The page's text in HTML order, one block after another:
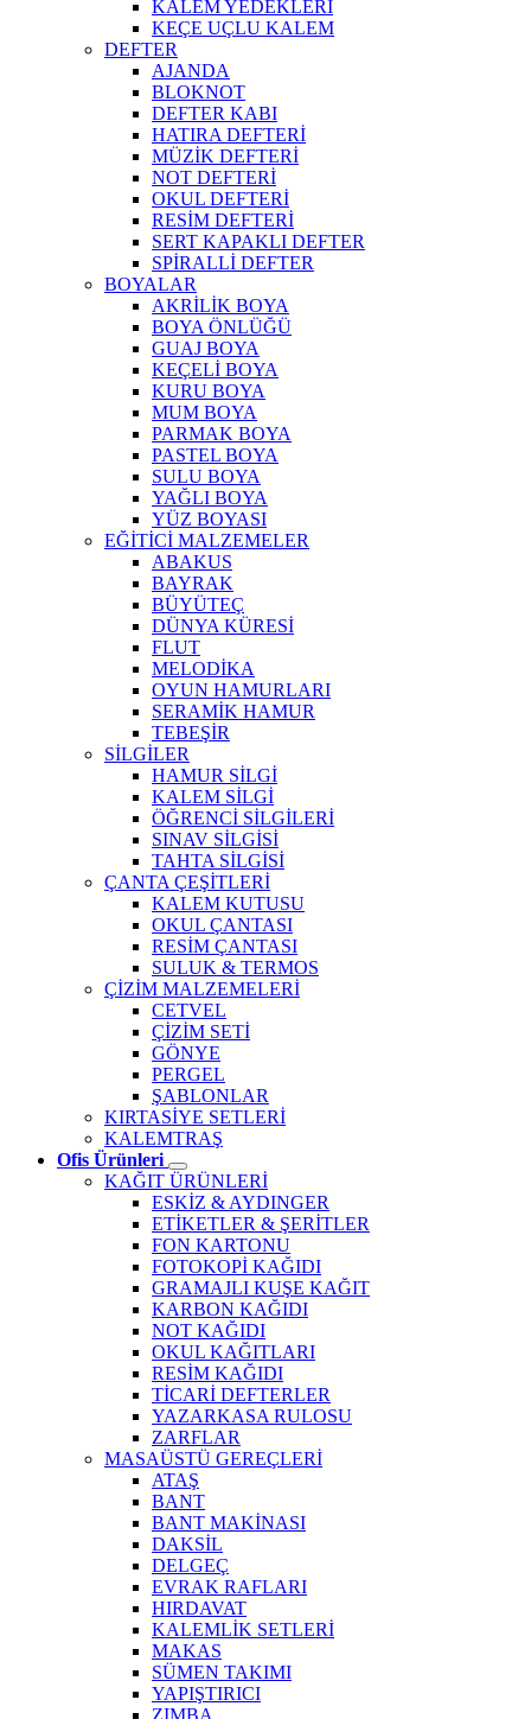
KALEM YEDEKLERİ
KEÇE UÇLU KALEM
DEFTER
AJANDA
BLOKNOT
DEFTER KABI
HATIRA DEFTERİ
MÜZİK DEFTERİ
NOT DEFTERİ
OKUL DEFTERİ
RESİM DEFTERİ
SERT KAPAKLI DEFTER
SPİRALLİ DEFTER
BOYALAR
AKRİLİK BOYA
BOYA ÖNLÜĞÜ
GUAJ BOYA
KEÇELİ BOYA
KURU BOYA
MUM BOYA
PARMAK BOYA
PASTEL BOYA
SULU BOYA
YAĞLI BOYA
YÜZ BOYASI
EĞİTİCİ MALZEMELER
ABAKUS
BAYRAK
BÜYÜTEÇ
DÜNYA KÜRESİ
FLUT
MELODİKA
OYUN HAMURLARI
SERAMİK HAMUR
TEBEŞİR
SİLGİLER
HAMUR SİLGİ
KALEM SİLGİ
ÖĞRENCİ SİLGİLERİ
SINAV SİLGİSİ
TAHTA SİLGİSİ
ÇANTA ÇEŞİTLERİ
KALEM KUTUSU
OKUL ÇANTASI
RESİM ÇANTASI
SULUK & TERMOS
ÇİZİM MALZEMELERİ
CETVEL
ÇİZİM SETİ
GÖNYE
PERGEL
ŞABLONLAR
KIRTASİYE SETLERİ
KALEMTRAŞ
Ofis Ürünleri
KAĞIT ÜRÜNLERİ
ESKİZ & AYDINGER
ETİKETLER & ŞERİTLER
FON KARTONU
FOTOKOPİ KAĞIDI
GRAMAJLI KUŞE KAĞIT
KARBON KAĞIDI
NOT KAĞIDI
OKUL KAĞITLARI
RESİM KAĞIDI
TİCARİ DEFTERLER
YAZARKASA RULOSU
ZARFLAR
MASAÜSTÜ GEREÇLERİ
ATAŞ
BANT
BANT MAKİNASI
DAKSİL
DELGEÇ
EVRAK RAFLARI
HIRDAVAT
KALEMLİK SETLERİ
MAKAS
SÜMEN TAKIMI
YAPIŞTIRICI
ZIMBA